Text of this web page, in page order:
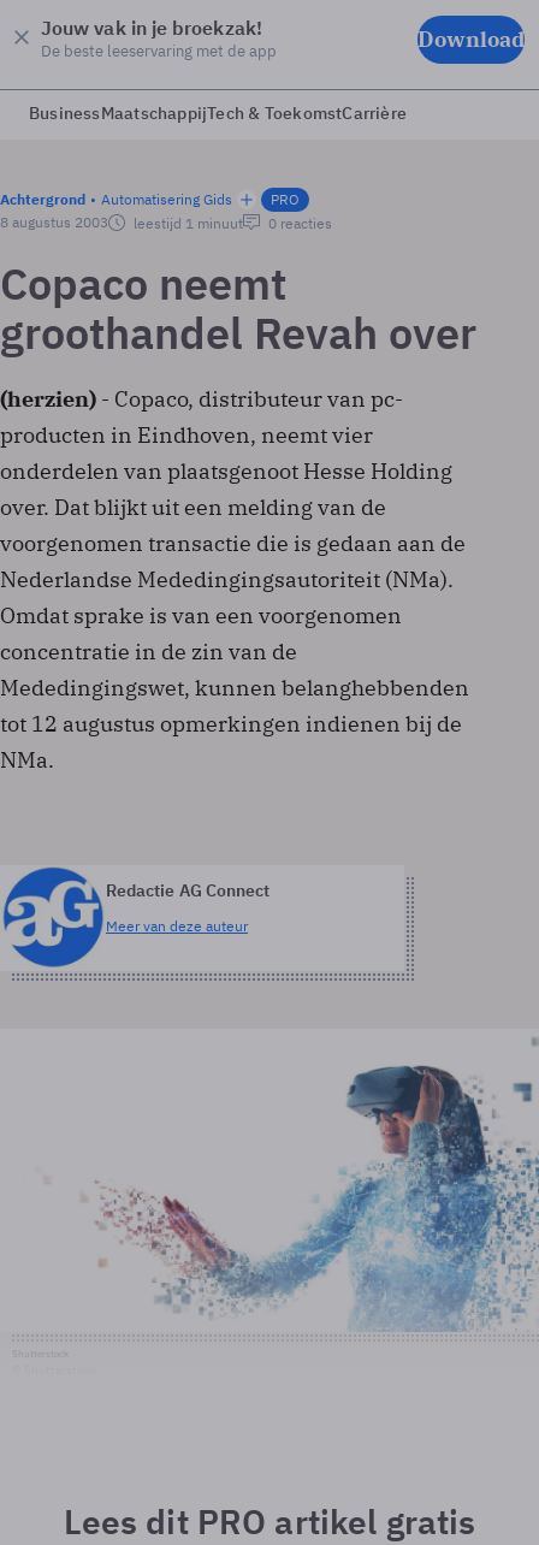
Jouw vak in je broekzak!
De beste leeservaring met de app Download
BusinessMaatschappijTech & ToekomstCarrière
Achtergrond Automatisering Gids
PRO
8 augustus 2003
leestijd 1 minuut 0 reacties
Copaco neemt
groothandel Revah over
(herzien) - Copaco, distributeur van pc-
producten in Eindhoven, neemt vier
onderdelen van plaatsgenoot Hesse Holding
over. Dat blijkt uit een melding van de
voorgenomen transactie die is gedaan aan de
Nederlandse Mededingingsautoriteit (NMa).
Omdat sprake is van een voorgenomen
concentratie in de zin van de
Mededingingswet, kunnen belanghebbenden
tot 12 augustus opmerkingen indienen bij de
NMa.
Redactie AG Connect
Meer van deze auteur
Lees dit PRO artikel gratis